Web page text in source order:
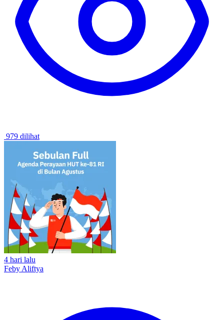
979 dilihat
4 hari lalu
Feby Aliftya